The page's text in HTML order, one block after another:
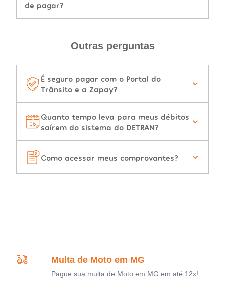
de pagar?
Outras perguntas
É seguro pagar com o Portal do
Trânsito e a Zapay?
Quanto tempo leva para meus débitos
saírem do sistema do DETRAN?
Como acessar meus comprovantes?
Multa de Moto em MG
Pague sua multa de Moto em MG em até 12x!